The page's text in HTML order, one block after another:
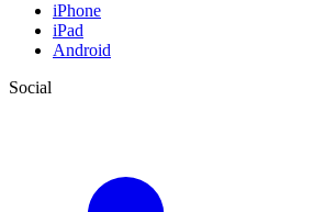
iPhone
iPad
Android
Social